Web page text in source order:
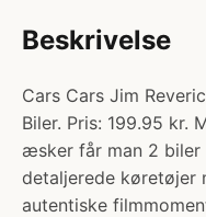
Beskrivelse
Cars Cars Jim
Biler. Pris: 199.95 kr.
æsker får man 2 biler
detaljerede køretøjer
autentiske